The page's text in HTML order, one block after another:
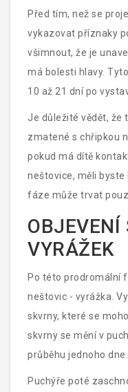
Před tím, než se
vykazovat příznaky
všimnout, že je
má bolesti hlavy.
10 až 21 dní po
Je důležité vědět, že
zmatené s chřipkou
pokud má dítě
neštovice, měli
fáze může trvat
období nejvíce
OBJEVENÍ
VYRÁŽEK
Po této prodromální
neštovic - vyrážka.
skvrny, které se
skvrny se mění v
průběhu jednoho dne.
Puchýře poté